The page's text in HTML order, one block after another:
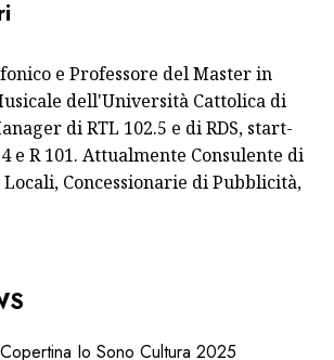
e Professore del Master in
dell'Università Cattolica di
di RTL 102.5 e di RDS, start-
e R 101. Attualmente Consulente di
Concessionarie di Pubblicità,